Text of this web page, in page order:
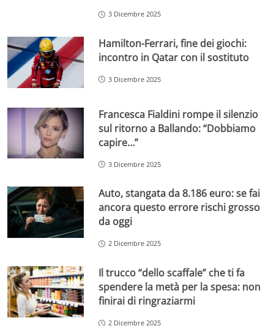
3 Dicembre 2025
Hamilton-Ferrari, fine dei giochi:
incontro in Qatar con il sostituto
3 Dicembre 2025
Francesca Fialdini rompe il silenzio
sul ritorno a Ballando: “Dobbiamo
capire…”
3 Dicembre 2025
Auto, stangata da 8.186 euro: se fai
ancora questo errore rischi grosso
da oggi
2 Dicembre 2025
Il trucco “dello scaffale” che ti fa
spendere la metà per la spesa: non
finirai di ringraziarmi
2 Dicembre 2025